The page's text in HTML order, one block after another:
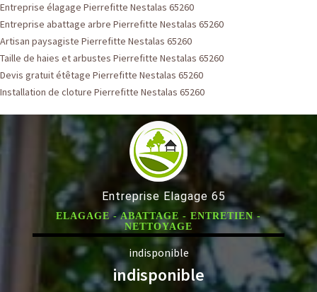
Entreprise élagage Pierrefitte Nestalas 65260
Entreprise abattage arbre Pierrefitte Nestalas 65260
Artisan paysagiste Pierrefitte Nestalas 65260
Taille de haies et arbustes Pierrefitte Nestalas 65260
Devis gratuit étêtage Pierrefitte Nestalas 65260
Installation de cloture Pierrefitte Nestalas 65260
Entreprise Elagage 65
ELAGAGE - ABATTAGE - ENTRETIEN -
NETTOYAGE
indisponible
indisponible